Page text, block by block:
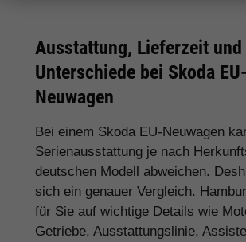
Ausstattung, Lieferzeit und
Unterschiede bei Skoda EU-
Neuwagen
Bei einem Skoda EU-Neuwagen
Serienausstattung je nach
deutschen Modell abweichen.
sich ein genauer Vergleich.
für Sie auf wichtige Details wie
Getriebe, Ausstattungslinie,